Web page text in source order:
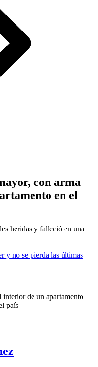
con arma
en el
heridas y falleció en una
y no se pierda las últimas
interior de un apartamento
país